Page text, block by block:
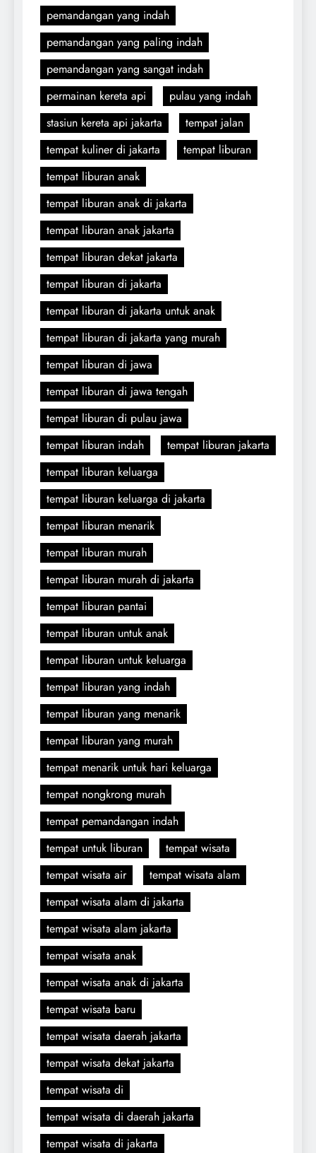
pemandangan yang indah
pemandangan yang paling indah
pemandangan yang sangat indah
permainan kereta api
pulau yang indah
stasiun kereta api jakarta
tempat jalan
tempat kuliner di jakarta
tempat liburan
tempat liburan anak
tempat liburan anak di jakarta
tempat liburan anak jakarta
tempat liburan dekat jakarta
tempat liburan di jakarta
tempat liburan di jakarta untuk anak
tempat liburan di jakarta yang murah
tempat liburan di jawa
tempat liburan di jawa tengah
tempat liburan di pulau jawa
tempat liburan indah
tempat liburan jakarta
tempat liburan keluarga
tempat liburan keluarga di jakarta
tempat liburan menarik
tempat liburan murah
tempat liburan murah di jakarta
tempat liburan pantai
tempat liburan untuk anak
tempat liburan untuk keluarga
tempat liburan yang indah
tempat liburan yang menarik
tempat liburan yang murah
tempat menarik untuk hari keluarga
tempat nongkrong murah
tempat pemandangan indah
tempat untuk liburan
tempat wisata
tempat wisata air
tempat wisata alam
tempat wisata alam di jakarta
tempat wisata alam jakarta
tempat wisata anak
tempat wisata anak di jakarta
tempat wisata baru
tempat wisata daerah jakarta
tempat wisata dekat jakarta
tempat wisata di
tempat wisata di daerah jakarta
tempat wisata di jakarta